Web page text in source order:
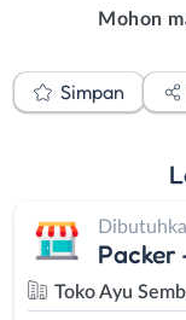
Mohon
Simpan
Packer
Toko Ayu